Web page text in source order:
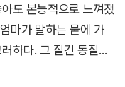
도 본능적으로 느껴졌
마가 말하는 뭍에 가
하다. 그 질긴 동질감
동의어였기 때문이다.